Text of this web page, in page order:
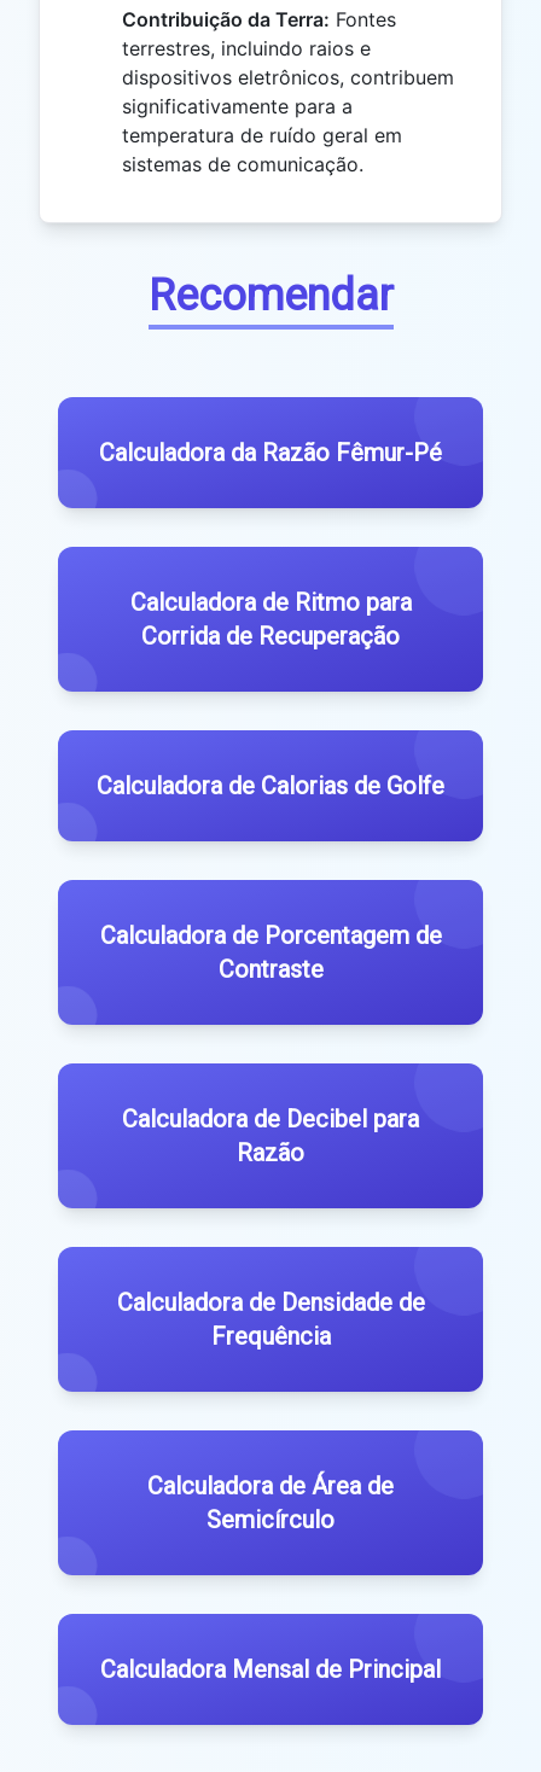
Contribuição da Terra: Fontes
terrestres, incluindo raios e
dispositivos eletrônicos, contribuem
significativamente para a
temperatura de ruído geral em
sistemas de comunicação.
Recomendar
Calculadora da Razão Fêmur-Pé
Calculadora de Ritmo para
Corrida de Recuperação
Calculadora de Calorias de Golfe
Calculadora de Porcentagem de
Contraste
Calculadora de Decibel para
Razão
Calculadora de Densidade de
Frequência
Calculadora de Área de
Semicírculo
Calculadora Mensal de Principal